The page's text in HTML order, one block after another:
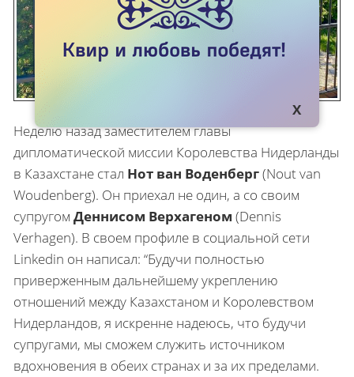
Неделю назад заместителем главы
дипломатической миссии Королевства Нидерланды
в Казахстане стал Нот ван Воденберг(Nout van
Woudenberg). Он приехал не один, а со своим
супругом Деннисом Верхагеном (Dennis
Verhagen). В своем профиле в социальной сети
Linkedin он написал: “Будучи полностью
приверженным дальнейшему укреплению
отношений между Казахстаном и Королевством
Нидерландов, я искренне надеюсь, что будучи
супругами, мы сможем служить источником
вдохновения в обеих странах и за их пределами.